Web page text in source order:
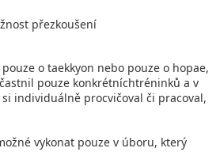
přezkoušení
o taekkyon nebo pouze o hopae,
pouze konkrétníchtréninků a v
individuálně procvičoval či pracoval,
vykonat pouze v úboru, který